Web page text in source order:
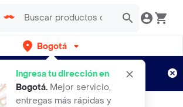
Bogotá
Ingresa tu dirección en
Bogotá. Mejor servicio,
entregas más rápidas y
gratis por semanas
Aplican TyC